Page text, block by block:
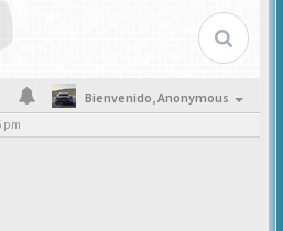
Bienvenido,Anonymous
pm